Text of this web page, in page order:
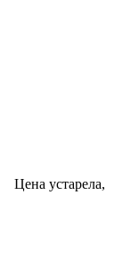
Цена устарела,